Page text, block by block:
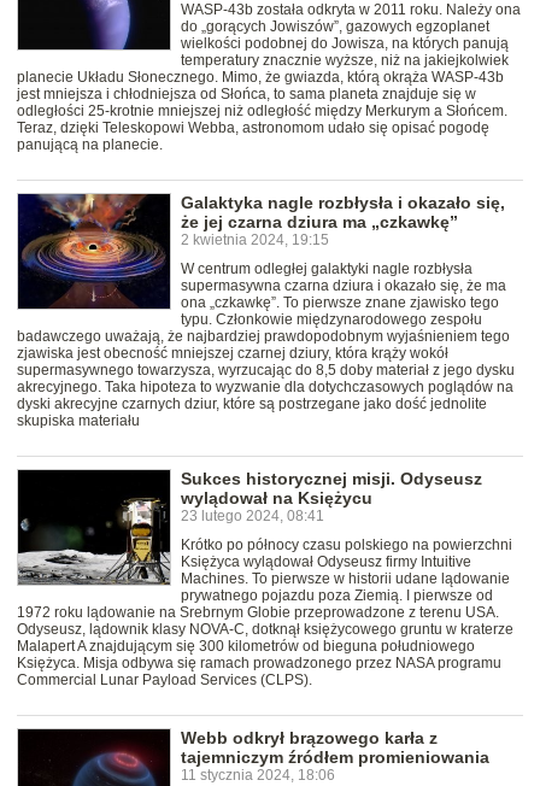
WASP-43b została odkryta w 2011 roku. Należy ona
do „gorących Jowiszów”, gazowych egzoplanet
wielkości podobnej do Jowisza, na których panują
temperatury znacznie wyższe, niż na jakiejkolwiek
planecie Układu Słonecznego. Mimo, że gwiazda, którą okrąża WASP-43b
jest mniejsza i chłodniejsza od Słońca, to sama planeta znajduje się w
odległości 25-krotnie mniejszej niż odległość między Merkurym a Słońcem.
Teraz, dzięki Teleskopowi Webba, astronomom udało się opisać pogodę
panującą na planecie.
Galaktyka nagle rozbłysła i okazało się,
że jej czarna dziura ma „czkawkę”
2 kwietnia 2024, 19:15
W centrum odległej galaktyki nagle rozbłysła
supermasywna czarna dziura i okazało się, że ma
ona „czkawkę”. To pierwsze znane zjawisko tego
typu. Członkowie międzynarodowego zespołu
badawczego uważają, że najbardziej prawdopodobnym wyjaśnieniem tego
zjawiska jest obecność mniejszej czarnej dziury, która krąży wokół
supermasywnego towarzysza, wyrzucając do 8,5 doby materiał z jego dysku
akrecyjnego. Taka hipoteza to wyzwanie dla dotychczasowych poglądów na
dyski akrecyjne czarnych dziur, które są postrzegane jako dość jednolite
skupiska materiału
Sukces historycznej misji. Odyseusz
wylądował na Księżycu
23 lutego 2024, 08:41
Krótko po północy czasu polskiego na powierzchni
Księżyca wylądował Odyseusz firmy Intuitive
Machines. To pierwsze w historii udane lądowanie
prywatnego pojazdu poza Ziemią. I pierwsze od
1972 roku lądowanie na Srebrnym Globie przeprowadzone z terenu USA.
Odyseusz, lądownik klasy NOVA-C, dotknął księżycowego gruntu w kraterze
Malapert A znajdującym się 300 kilometrów od bieguna południowego
Księżyca. Misja odbywa się ramach prowadzonego przez NASA programu
Commercial Lunar Payload Services (CLPS).
Webb odkrył brązowego karła z
tajemniczym źródłem promieniowania
11 stycznia 2024, 18:06